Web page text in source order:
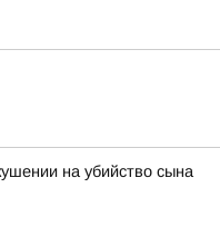
на убийство сына